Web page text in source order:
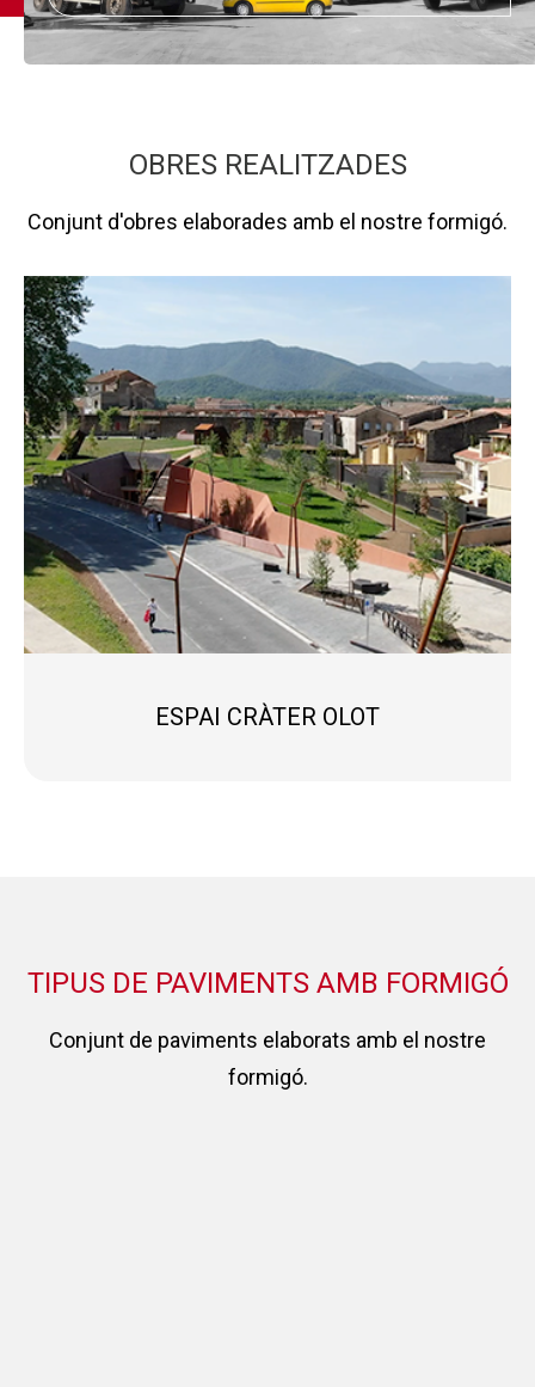
OBRES REALITZADES
Conjunt d'obres elaborades amb el nostre formigó.
ESPAI CRÀTER OLOT
TIPUS DE PAVIMENTS AMB FORMIGÓ
Conjunt de paviments elaborats amb el nostre
formigó.